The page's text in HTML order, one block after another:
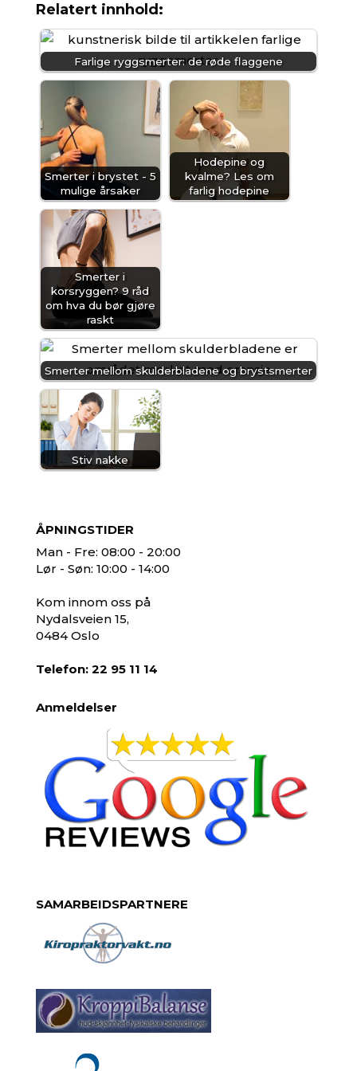
Relatert innhold:
Farlige ryggsmerter: de røde flaggene
Smerter i brystet - 5
mulige årsaker
Hodepine og
kvalme? Les om
farlig hodepine
Smerter i
korsryggen? 9 råd
om hva du bør gjøre
raskt
Smerter mellom skulderbladene og brystsmerter
Stiv nakke
ÅPNINGSTIDER
Man - Fre: 08:00 - 20:00
Lør - Søn: 10:00 - 14:00
Kom innom oss på
Nydalsveien 15,
0484 Oslo
Telefon: 22 95 11 14
Anmeldelser
SAMARBEIDSPARTNERE